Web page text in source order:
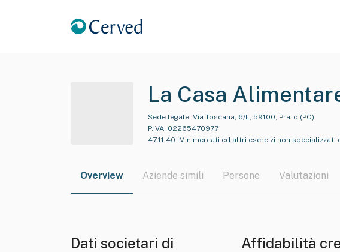
La Casa
Sede legale: Via Toscana, 6/L, 59100, Prato (PO)
P.IVA: 02265470977
47.11.40: Minimercati ed altri esercizi non specializzati
Overview Aziende simili Persone Valutazioni
Dati societari di
Affidabilità